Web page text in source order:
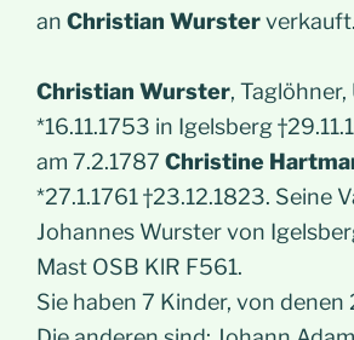
an Christian Wursterverkauft.
Christian Wurster,
*16.11.1753 in Igelsberg
am 7.2.1787 Christine
*27.1.1761 †23.12.1823. Seine
Johannes Wurster von
Mast OSB KlR F561.
Sie haben 7 Kinder, von denen